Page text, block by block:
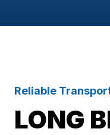
Reliable
LONG